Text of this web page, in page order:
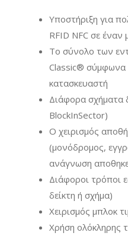
Υποστήριξη για
RFID NFC σε έναν
Το σύνολο των
Classic® σύμφωνα
κατασκευαστή
Διάφορα σχήματα
BlockInSector)
Ο χειρισμός
(μονόδρομος,
ανάγνωση
Διάφοροι τρόποι
δείκτη ή σχήμα)
Χειρισμός μπλοκ
Χρήση ολόκληρης